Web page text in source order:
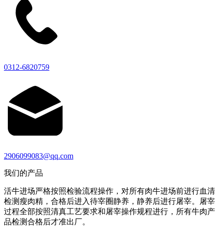
0312-6820759
2906099083@qq.com
我们的产品
活牛进场严格按照检验流程操作，对所有肉牛进场前进行血清
检测瘦肉精，合格后进入待宰圈静养，静养后进行屠宰。屠宰
过程全部按照清真工艺要求和屠宰操作规程进行，所有牛肉产
品检测合格后才准出厂。